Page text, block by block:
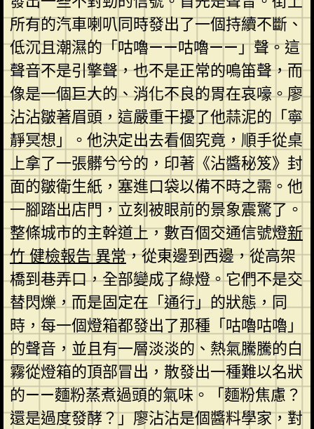
所有的汽車喇叭同時發出了一個持續不斷、
低沉且潮濕的「咕嚕——咕嚕——」聲。這
聲音不是引擎聲，也不是正常的鳴笛聲，而
像是一個巨大的、消化不良的胃在哀嚎。廖
沾沾皺著眉頭，這嚴重干擾了他蒜泥的「寧
靜冥想」。他決定出去看個究竟，順手從桌
上拿了一張髒兮兮的，印著《沾醬秘笈》封
面的皺衛生紙，塞進口袋以備不時之需。他
一腳踏出店門，立刻被眼前的景象震驚了。
整條城市的主幹道上，數百個交通信號燈新
竹 健檢報告 異常，從東邊到西邊，從高架
橋到巷弄口，全部變成了綠燈。它們不是交
替閃爍，而是固定在「通行」的狀態，同
時，每一個燈箱都發出了那種「咕嚕咕嚕」
的聲音，並且有一層淡淡的、熱氣騰騰的白
霧從燈箱的頂部冒出，散發出一種難以名狀
的——麵粉蒸煮過頭的氣味。「麵粉焦慮？
還是過度發酵？」廖沾沾是個醬料學家，對